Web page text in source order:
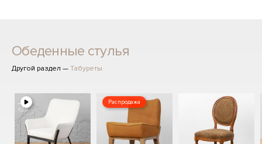
Обеденные стулья
Другой раздел — Табуреты
Распродажа